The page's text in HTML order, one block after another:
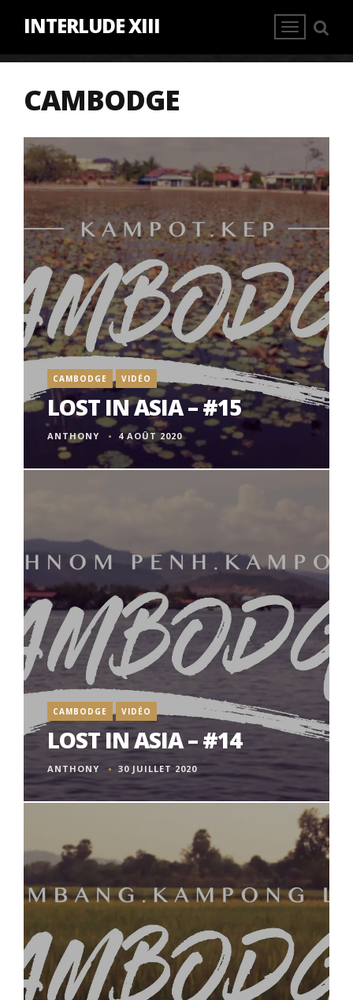
INTERLUDE XIII
CAMBODGE
CAMBODGE VIDÉO
LOST IN ASIA – #15
ANTHONY 4 AOÛT 2020
CAMBODGE VIDÉO
LOST IN ASIA – #14
ANTHONY 30 JUILLET 2020